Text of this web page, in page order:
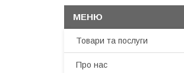
Товари та послуги
Про нас